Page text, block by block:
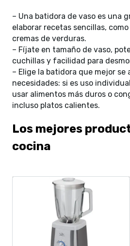
– Una batidora de vaso es una
elaborar recetas sencillas,
cremas de verduras.
– Fíjate en tamaño de vaso,
cuchillas y facilidad para
– Elige la batidora que mejor se
necesidades: si es uso
usar alimentos más duros o
incluso platos calientes.
Los mejores
cocina